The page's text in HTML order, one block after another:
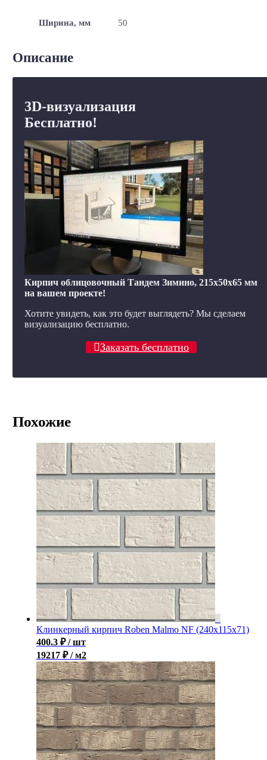
Ширина, мм 50
Описание
3D-визуализация
Бесплатно!
Кирпич облицовочный Тандем Зимино, 215x50x65 мм
на вашем проекте!
Хотите увидеть, как это будет выглядеть? Мы сделаем
визуализацию бесплатно.
Заказать бесплатно
Похожие
Клинкерный кирпич Roben Malmo NF (240x115x71)
400.3 ₽ / шт
19217 ₽ / м2